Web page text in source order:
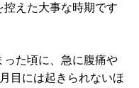
えた大事な時期です
った頃に、急に腹痛や
目には起きられないほ